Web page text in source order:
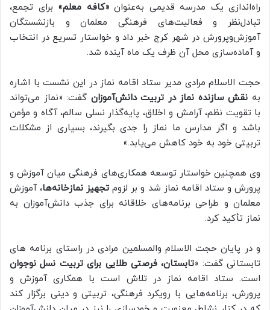
راه‌اندازی یک مدرسه قدیمی به‌عنوان«کافه معلم» برای تجمع،
تبادل‌نظر و فعالیت‌های فرهنگی معلمان و بازنشستگان
آموزش‌وپرورش در شهر کرج خبر داد و خواستار تسریع در انتخاب
و آماده‌سازی محل آن ظرف یک ماه آینده شد.
حجت الاسلام مرادی مدیر ستاد اقامه نماز در این نشست با اشاره
به نقش سازنده نماز در تربیت دانش‌آموزان گفت: «نماز می‌تواند
با تقویت نظم، آرامش و اخلاق، پایه‌گذار نسلی سالم، آگاه و مؤمن
باشد و اگر مدارس ما نماز را جدی بگیرند، بسیاری از مشکلات
تربیتی خود به خود کاهش می‌یابد.»
وی همچنین خواستار توسعه همکاری‌های فرهنگی میان آموزش و
پرورش و ستاد اقامه نماز شد و بر لزوم تجهیز نمازخانه‌ها، آموزش
معلمان و طراحی برنامه‌های خلاقانه برای جذب دانش‌آموزان به
نماز تأکید کرد.
و در پایان حجت الاسلام والمسلمین مرادی در راستای برنامه های
تابستانی گفت: «تابستان، فرصتی طلایی برای تربیت نسل نوجوان
است. ستاد اقامه نماز در تلاش است با همکاری آموزش و
پرورش، برنامه‌هایی با رویکرد فرهنگی، تربیتی و دینی برگزار کند